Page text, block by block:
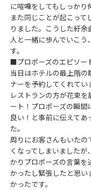
に喧嘩をしてもしっか
また同じことが起こって
りました。こうした紆
人と一緒に歩んでいこう
す。
■プロポーズのエピソー
当日はホテルの最上階の
ナーを予約してくれて
レストランの方が花束
ート！プロポーズの瞬
良い！と事前に伝えて
た。
周りにお客さんもいたの
くなってしまいました
かりプロポーズの言葉を
かったし緊張したと思い
かったです。